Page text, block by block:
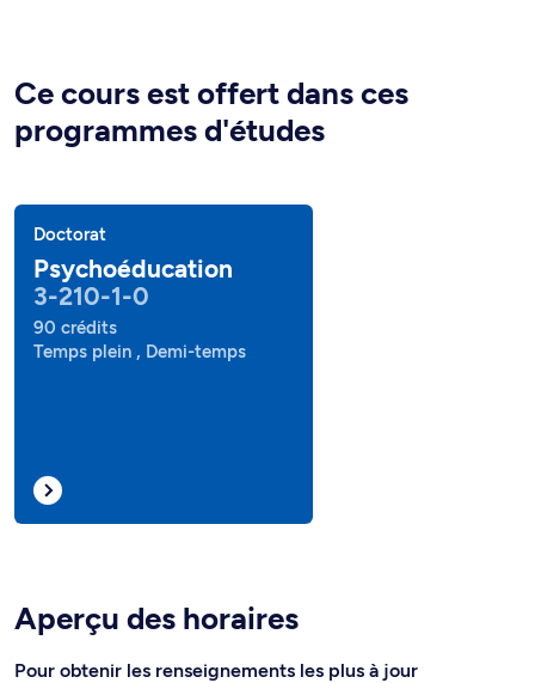
Ce cours est offert dans ces
programmes d'études
Doctorat
Psychoéducation
3-210-1-0
90 crédits
Temps plein , Demi-temps
Aperçu des horaires
Pour obtenir les renseignements les plus à jour